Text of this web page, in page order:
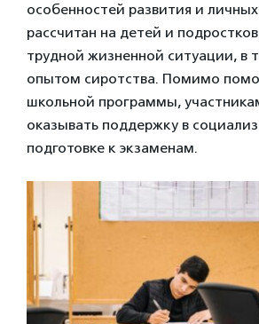
особенностей развития и
рассчитан на детей и
трудной жизненной ситуации, в
опытом сиротства. Помимо
школьной программы,
оказывать поддержку в
подготовке к экзаменам.